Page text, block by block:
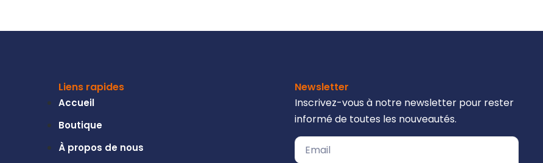
Liens rapides
Accueil
Boutique
À propos de nous
Newsletter
Inscrivez-vous à notre newsletter pour rester
informé de toutes les nouveautés.